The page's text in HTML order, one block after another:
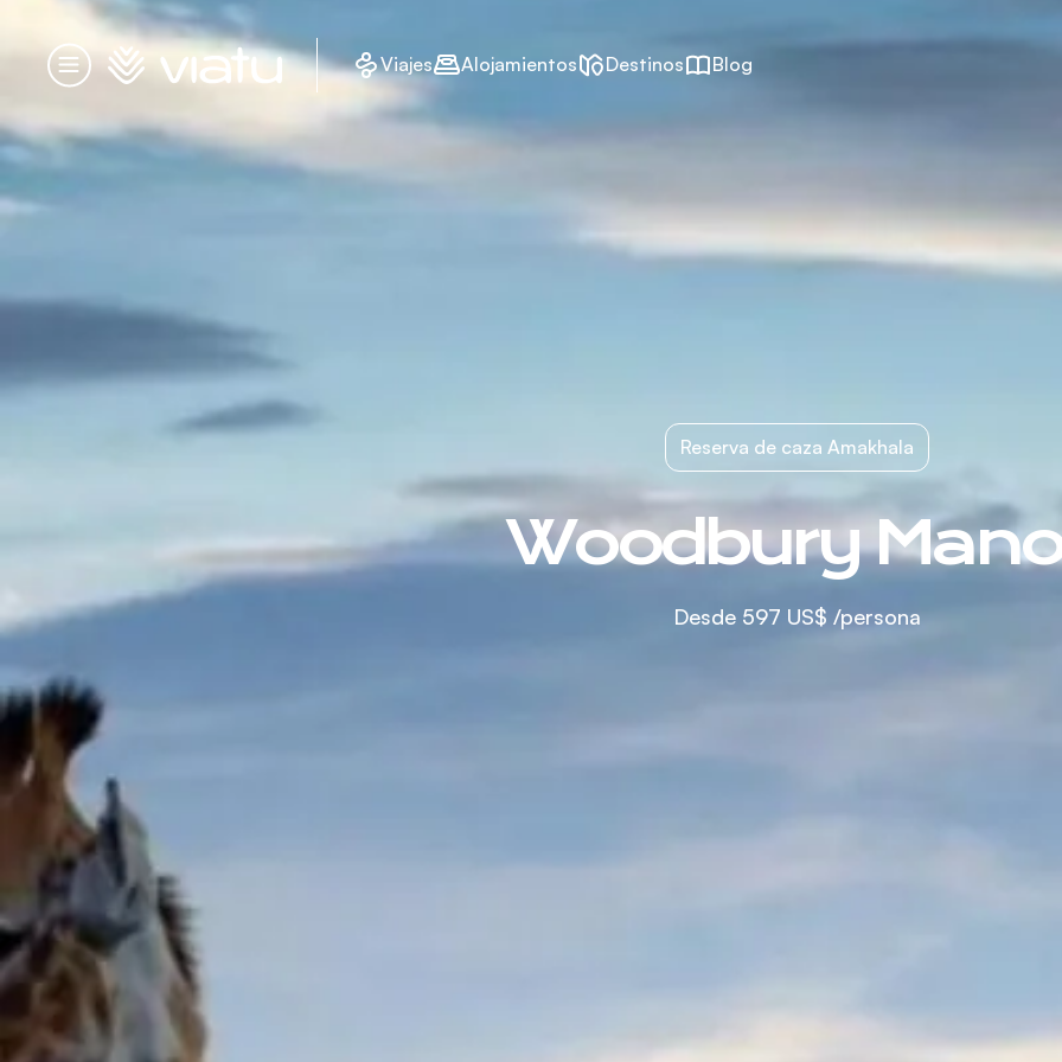
Menú
Página de inicio Viajes Alojamientos Destinos Blog
Reserva de caza Amakhala
Woodbury
Desde 597 US$ /persona